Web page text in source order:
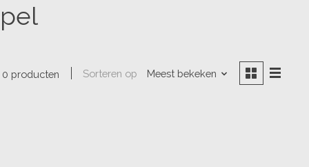
0 producten Sorteren op Meest bekeken